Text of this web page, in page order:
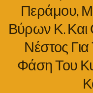
Περάμου,
Βύρων Κ.
Νέστος
Φάση Του